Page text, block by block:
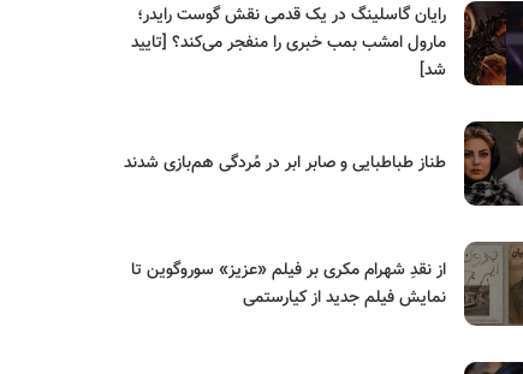
رایان گاسلینگ در یک قدمی نقش گوست رایدر؛
مارول امشب بمب خبری را منفجر می‌کند؟ [تایید
شد]
طناز طباطبایی و صابر ابر در مُردگی هم‌بازی شدند
از نقدِ شهرام مکری بر فیلم «عزیز» سوروگوین تا
نمایش فیلم جدید از کیارستمی